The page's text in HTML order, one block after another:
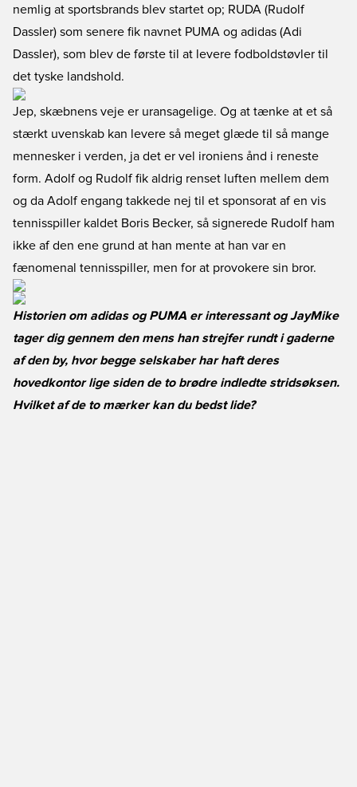
nemlig at sportsbrands blev startet op; RUDA (Rudolf
Dassler) som senere fik navnet PUMA og adidas (Adi
Dassler), som blev de første til at levere fodboldstøvler til
det tyske landshold.
Jep, skæbnens veje er uransagelige. Og at tænke at et så
stærkt uvenskab kan levere så meget glæde til så mange
mennesker i verden, ja det er vel ironiens ånd i reneste
form. Adolf og Rudolf fik aldrig renset luften mellem dem
og da Adolf engang takkede nej til et sponsorat af en vis
tennisspiller kaldet Boris Becker, så signerede Rudolf ham
ikke af den ene grund at han mente at han var en
fænomenal tennisspiller, men for at provokere sin bror.
Historien om adidas og PUMA er interessant og JayMike
tager dig gennem den mens han strejfer rundt i gaderne
af den by, hvor begge selskaber har haft deres
hovedkontor lige siden de to brødre indledte stridsøksen.
Hvilket af de to mærker kan du bedst lide?